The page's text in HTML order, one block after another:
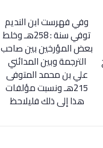
وفي فهرست ابن النديم
توفي سنة : 258هـ وخلط
بعض المؤرخين بين صاحب
الترجمة وبين المدائني
علي بن محمد المتوفى
215هـ ونسبت مؤلفات
هذا إلى ذلك فليلاحظ